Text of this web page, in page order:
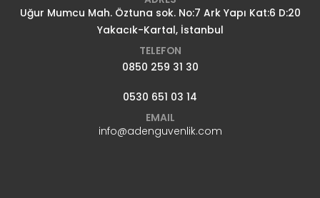
Uğur Mumcu Mah. Öztuna sok. No:7 Ark Yapı Kat:6 D:20
Yakacık-Kartal, İstanbul
TELEFON
0850 259 31 30
0530 651 03 14
EMAIL
info@adenguvenlik.com